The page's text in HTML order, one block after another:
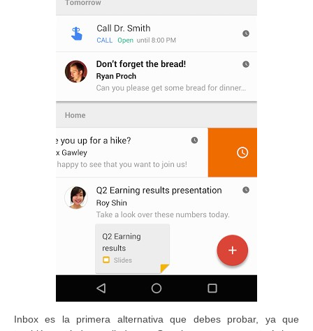
Inbox es la primera alternativa que debes probar, ya que